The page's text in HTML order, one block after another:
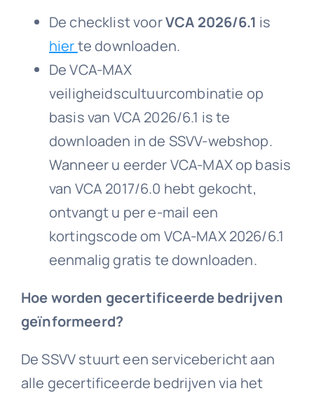
De checklist voorVCA 2026/6.1 is
hierte downloaden.
De VCA-MAX
veiligheidscultuurcombinatie op
basis van VCA 2026/6.1 is te
downloaden in de SSVV-webshop.
Wanneer u eerder VCA-MAX op basis
van VCA 2017/6.0 hebt gekocht,
ontvangt u per e-mail een
kortingscode om VCA-MAX 2026/6.1
eenmalig gratis te downloaden.
Hoe worden gecertificeerde bedrijven
geïnformeerd?
De SSVV stuurt een servicebericht aan
alle gecertificeerde bedrijven via het